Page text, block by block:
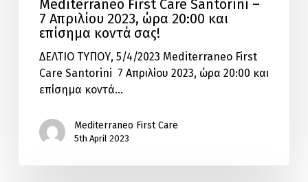
Mediterraneo First Care Santorini –
7 Απριλίου 2023, ώρα 20:00 και
επίσημα κοντά σας!
ΔΕΛΤΙΟ ΤΥΠΟΥ, 5/4/2023 Mediterraneo First
Care Santorini 7 Απριλίου 2023, ώρα 20:00 και
επίσημα κοντά…
Mediterraneo First Care
5th April 2023